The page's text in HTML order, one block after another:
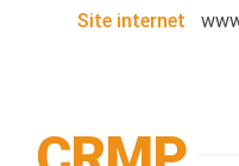
Site internet